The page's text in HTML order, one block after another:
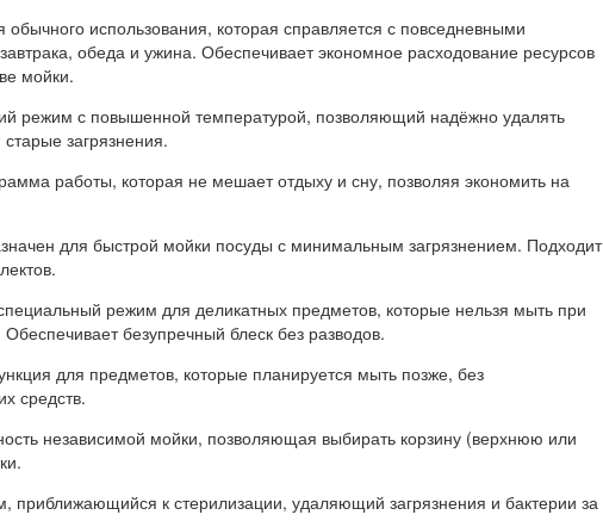
обычного использования, которая справляется с повседневными
обеда и ужина. Обеспечивает экономное расходование ресурсов
мойки.
режим с повышенной температурой, позволяющий надёжно удалять
загрязнения.
работы, которая не мешает отдыху и сну, позволяя экономить на
для быстрой мойки посуды с минимальным загрязнением. Подходит
режим для деликатных предметов, которые нельзя мыть при
безупречный блеск без разводов.
для предметов, которые планируется мыть позже, без
средств.
независимой мойки, позволяющая выбирать корзину (верхнюю или
приближающийся к стерилизации, удаляющий загрязнения и бактерии за